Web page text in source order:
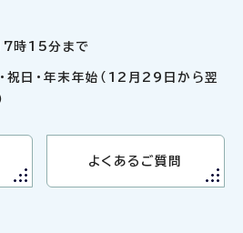
時15分まで
祝日・年末年始（12月29日から翌
よくあるご質問